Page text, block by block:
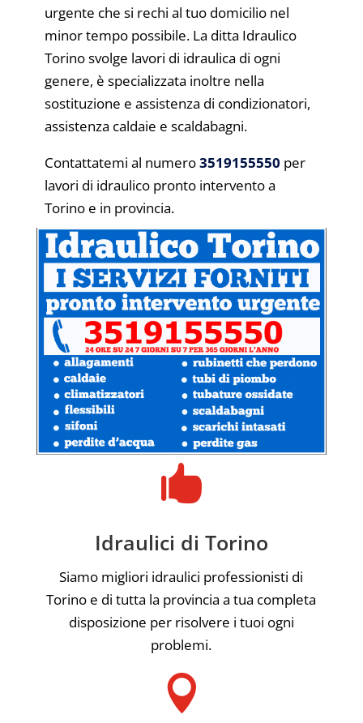
urgente che si rechi al tuo domicilio nel
minor tempo possibile. La ditta Idraulico
Torino svolge lavori di idraulica di ogni
genere, è specializzata inoltre nella
sostituzione e assistenza di condizionatori,
assistenza caldaie e scaldabagni.
Contattatemi al numero3519155550 per
lavori di idraulico pronto intervento a
Torino e in provincia.

Idraulici di Torino
Siamo migliori idraulici professionisti di
Torino e di tutta la provincia a tua completa
disposizione per risolvere i tuoi ogni
problemi.
